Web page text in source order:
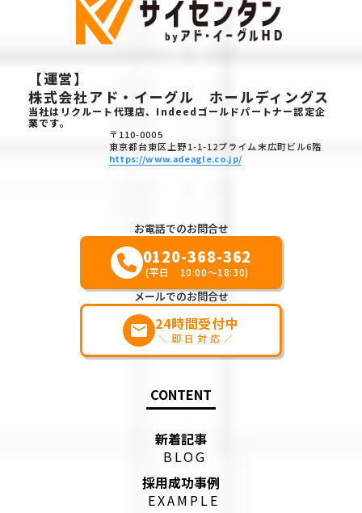
【運営】
株式会社アド・イーグル ホールディングス
当社はリクルート代理店、Indeedゴールドパートナー認定企
業です。
〒110-0005
東京都台東区上野1-1-12プライム末広町ビル6階
https://www.adeagle.co.jp/
お電話でのお問合せ
0120-368-362
(平日 10:00～18:30)
メールでのお問合せ
markunread 24時間受付中
＼即日対応／
CONTENT
新着記事
BLOG
採用成功事例
EXAMPLE